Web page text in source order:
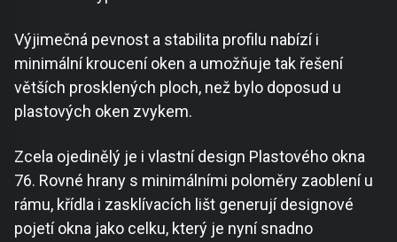
Výjimečná pevnost a stabilita profilu nabízí i
minimální kroucení oken a umožňuje tak řešení
větších prosklených ploch, než bylo doposud u
plastových oken zvykem.
Zcela ojedinělý je i vlastní design Plastového okna
76. Rovné hrany s minimálními poloměry zaoblení u
rámu, křídla i zasklívacích lišt generují designové
pojetí okna jako celku, který je nyní snadno